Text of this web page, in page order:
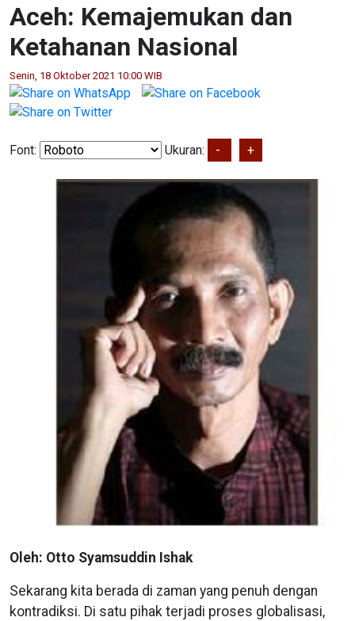
Aceh: Kemajemukan dan
Ketahanan Nasional
Senin, 18 Oktober 2021 10:00 WIB
Font: Ukuran: - +
Oleh: Otto Syamsuddin Ishak
Sekarang kita berada di zaman yang penuh dengan
kontradiksi. Di satu pihak terjadi proses globalisasi,